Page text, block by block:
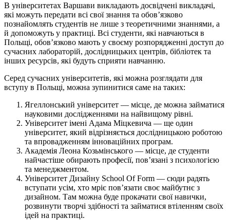
В університетах Варшави викладають досвідчені викладачі,
які можуть передати всі свої знання та обов’язково
познайомлять студентів не лише з теоретичними знаннями, а
й допоможуть у практиці. Всі студенти, які навчаються в
Польщі, обов’язково мають у своєму розпорядженні доступ до
сучасних лабораторій, дослідницьких центрів, бібліотек та
інших ресурсів, які будуть сприяти навчанню.
Серед сучасних університетів, які можна розглядати для
вступу в Польщі, можна зупинитися саме на таких:
Ягеллонський університет — місце, де можна займатися
науковими дослідженнями на найвищому рівні.
Університет імені Адама Міцкевича — ще один
університет, який відрізняється дослідницькою роботою
та впровадженням інноваційних програм.
Академія Леона Козьмінського — місце, де студенти
найчастіше обирають професії, пов’язані з психологією
та менеджментом.
Університет Дизайну School Of Form — сюди радять
вступати усім, хто мріє пов’язати своє майбутнє з
дизайном. Там можна буде прокачати свої навички,
розвинути творчі здібності та займатися втіленням своїх
ідей на практиці.